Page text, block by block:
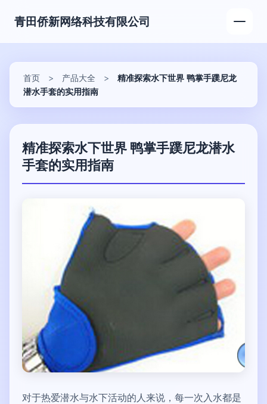
青田侨新网络科技有限公司
首页 > 产品大全 >
精准探索水下世界 鸭掌手蹼尼龙
潜水手套的实用指南
精准探索水下世界 鸭掌手蹼尼龙潜水
手套的实用指南
对于热爱潜水与水下活动的人来说，每一次入水都是